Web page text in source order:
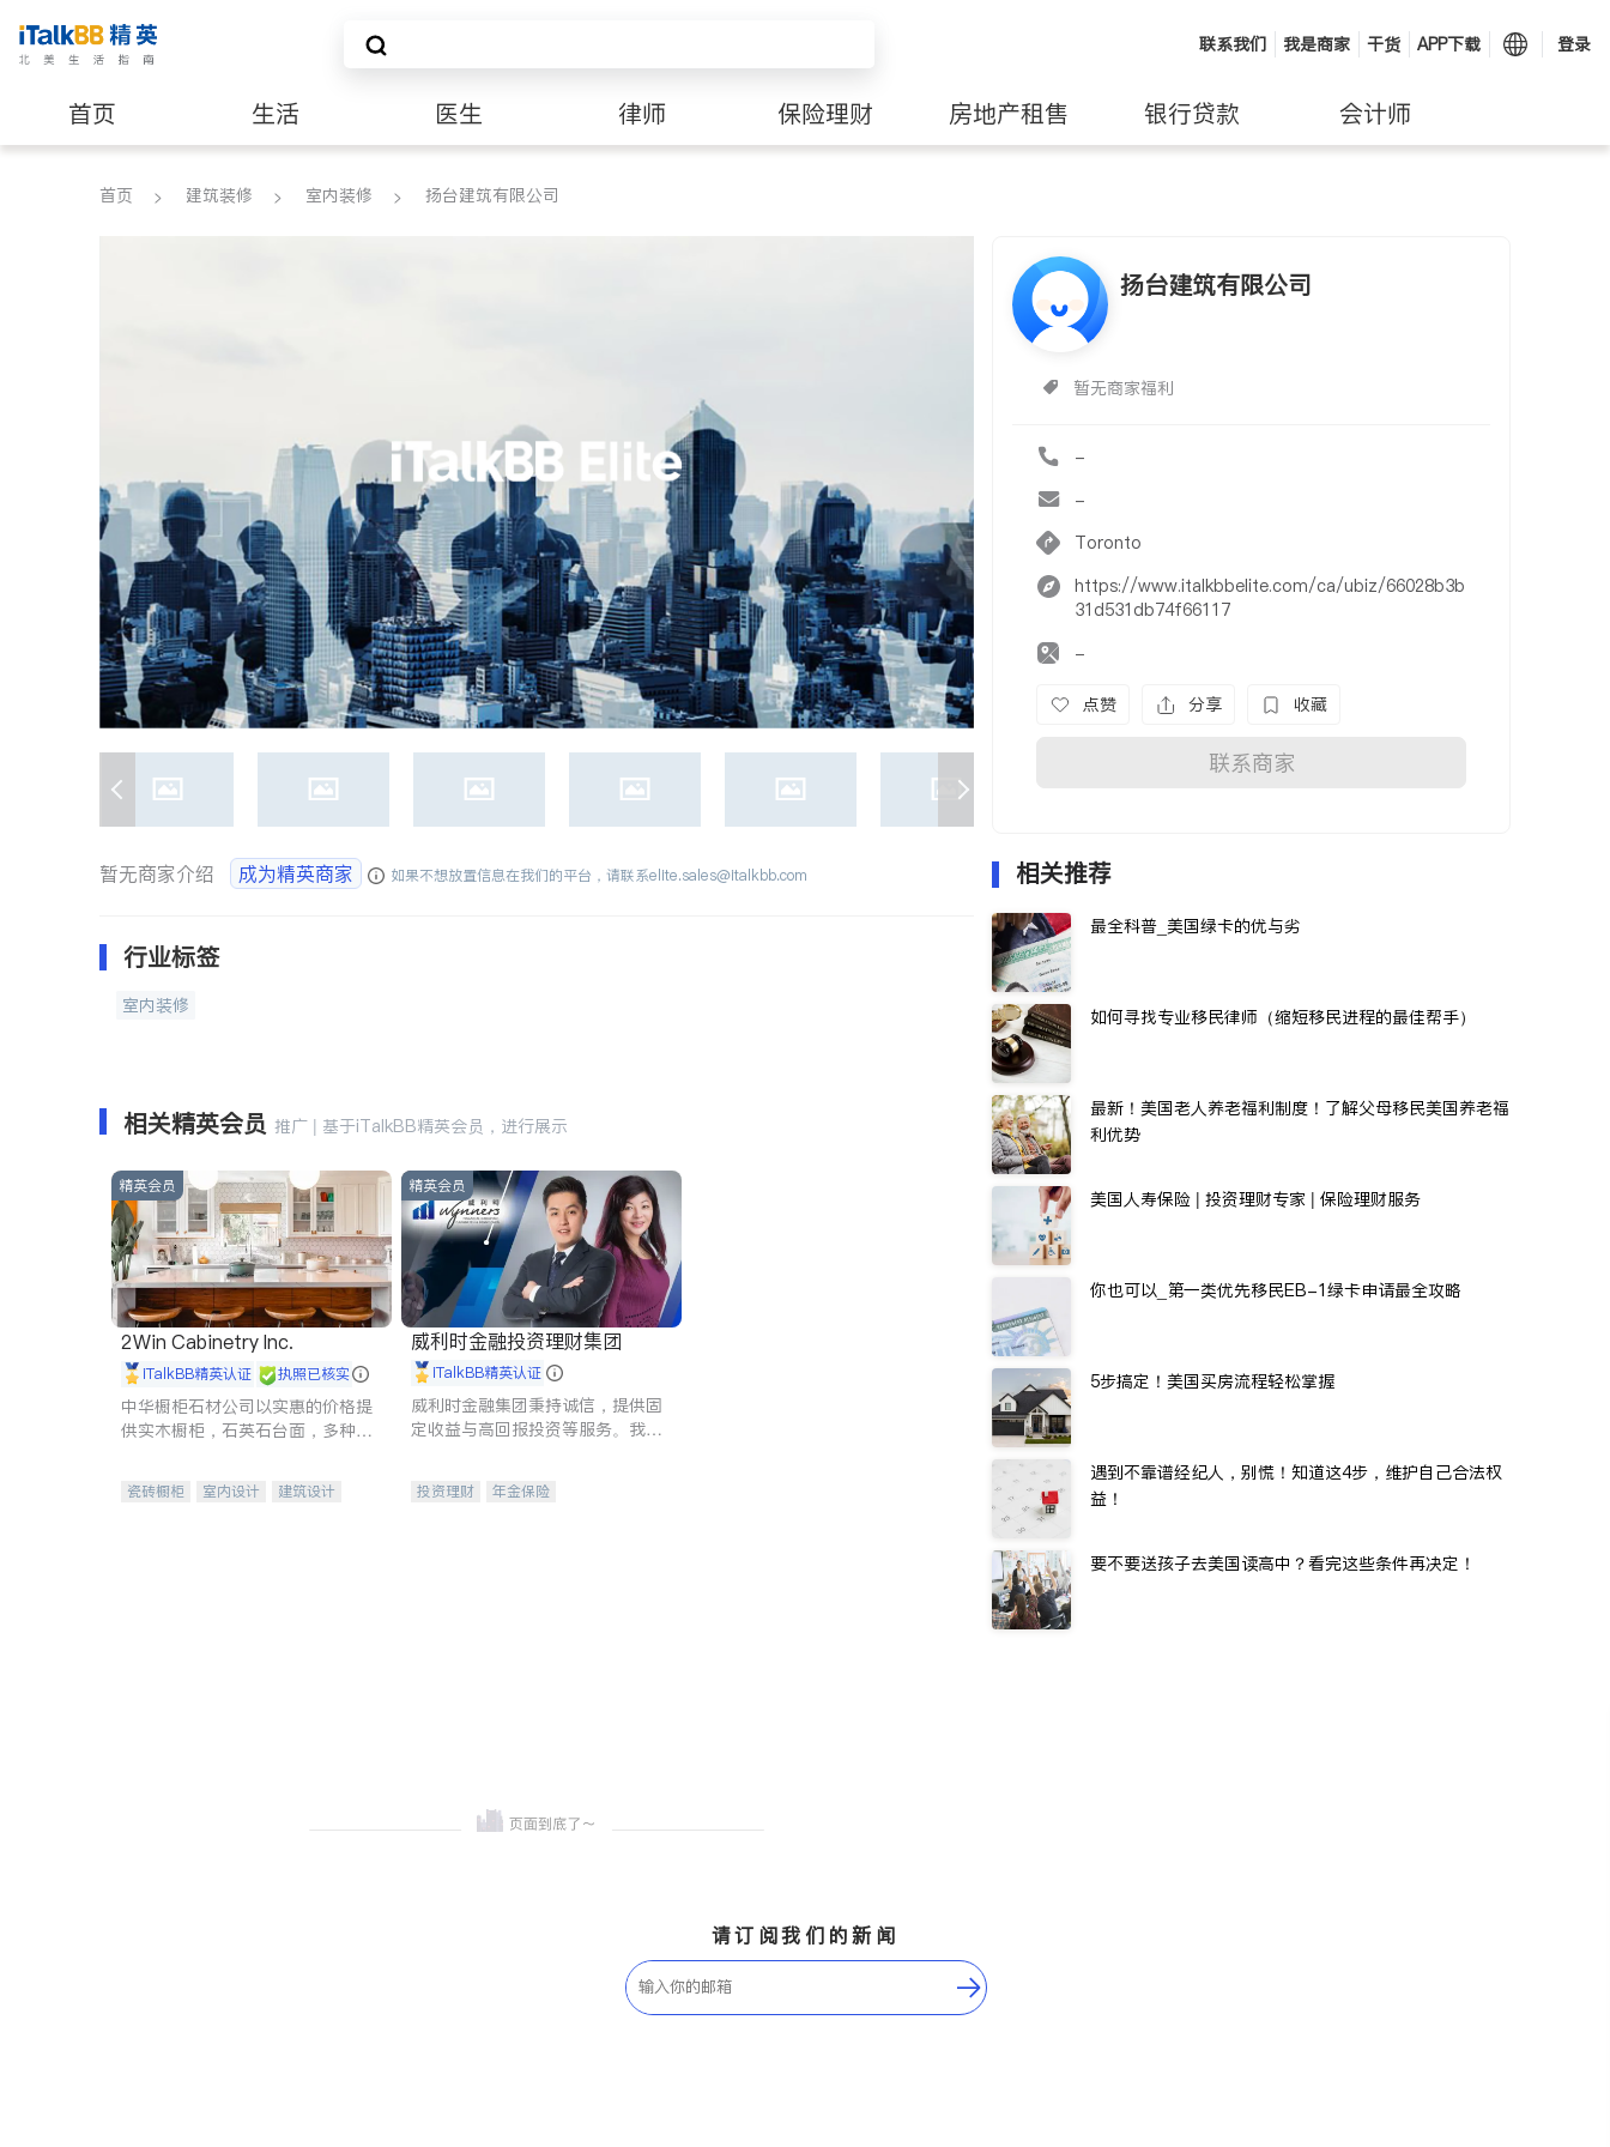
联系我们 我是商家 干货 APP下载 登录
首页 生活 医生 律师 保险理财 房地产租售 银行贷款 会计师
建筑装修
首页 建筑装修 室内装修 扬台建筑有限公司
扬台建筑有限公司
暂无商家福利
-
-
Toronto
https://www.italkbbelite.com/ca/ubiz/66028b3b
31d531db74f66117
-
点赞 分享 收藏
联系商家
暂无商家介绍 成为精英商家 如果不想放置信息在我们的平台，请联系elite.sales@italkbb.com
行业标签
室内装修
相关精英会员 推广 | 基于iTalkBB精英会员，进行展示
精英会员
2Win Cabinetry Inc.
iTalkBB精英认证 执照已核实
中华橱柜石材公司以实惠的价格提
供实木橱柜，石英石台面，多种优
机。品质厨房，家的选择。
瓷砖橱柜 室内设计
建筑设计
精英会员
威利时金融投资理财集团
iTalkBB精英认证
威利时金融集团秉持诚信，提供固
定收益与高回报投资等服务。我们
元化组合，助力客户实现目标
投资理财
年金保险
相关推荐
最全科普_美国绿卡的优与劣
如何寻找专业移民律师（缩短移民进程的最佳帮手）
最新！美国老人养老福利制度！了解父母移民美国养老福
利优势
美国人寿保险 | 投资理财专家 | 保险理财服务
你也可以_第一类优先移民EB-1绿卡申请最全攻略
5步搞定！美国买房流程轻松掌握
遇到不靠谱经纪人，别慌！知道这4步，维护自己合法权
益！
要不要送孩子去美国读高中？看完这些条件再决定！
请订阅我们的新闻